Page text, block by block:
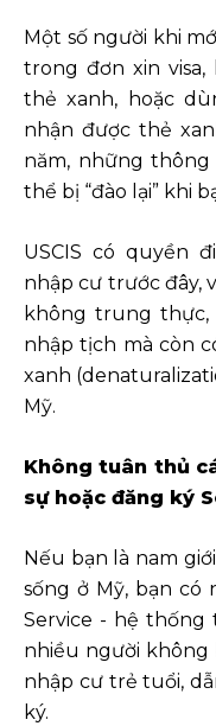
Một số người khi
trong đơn xin
thẻ xanh, hoặc
nhận được thẻ
năm, những
thể bị “đào lại” khi
USCIS có quyền
nhập cư trước đây,
không trung
nhập tịch mà còn
xanh
Mỹ.
Không tuân thủ
sự hoặc đăng ký
Nếu bạn là nam
sống ở Mỹ, bạn có
Service - hệ thống
nhiều người không
nhập cư trẻ tuổi,
ký.